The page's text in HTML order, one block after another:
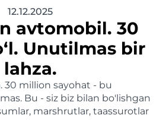
12.12.2025
avtomobil. 30
Unutilmas bir
lahza.
30 million sayohat - bu
Bu - siz biz bilan bo'lishgan
marshrutlar, taassurotlar